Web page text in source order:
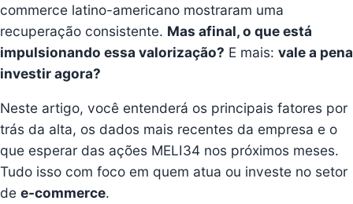
commerce latino-americano mostraram uma
recuperação consistente. Mas afinal, o que está
impulsionando essa valorização? E mais: vale a pena
investir agora?
Neste artigo, você entenderá os principais fatores por
trás da alta, os dados mais recentes da empresa e o
que esperar das ações MELI34 nos próximos meses.
Tudo isso com foco em quem atua ou investe no setor
de e-commerce.